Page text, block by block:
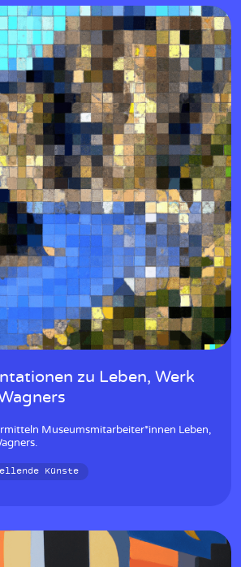
zu Leben, Werk
Museumsmitarbeiter*innen Leben,
Künste